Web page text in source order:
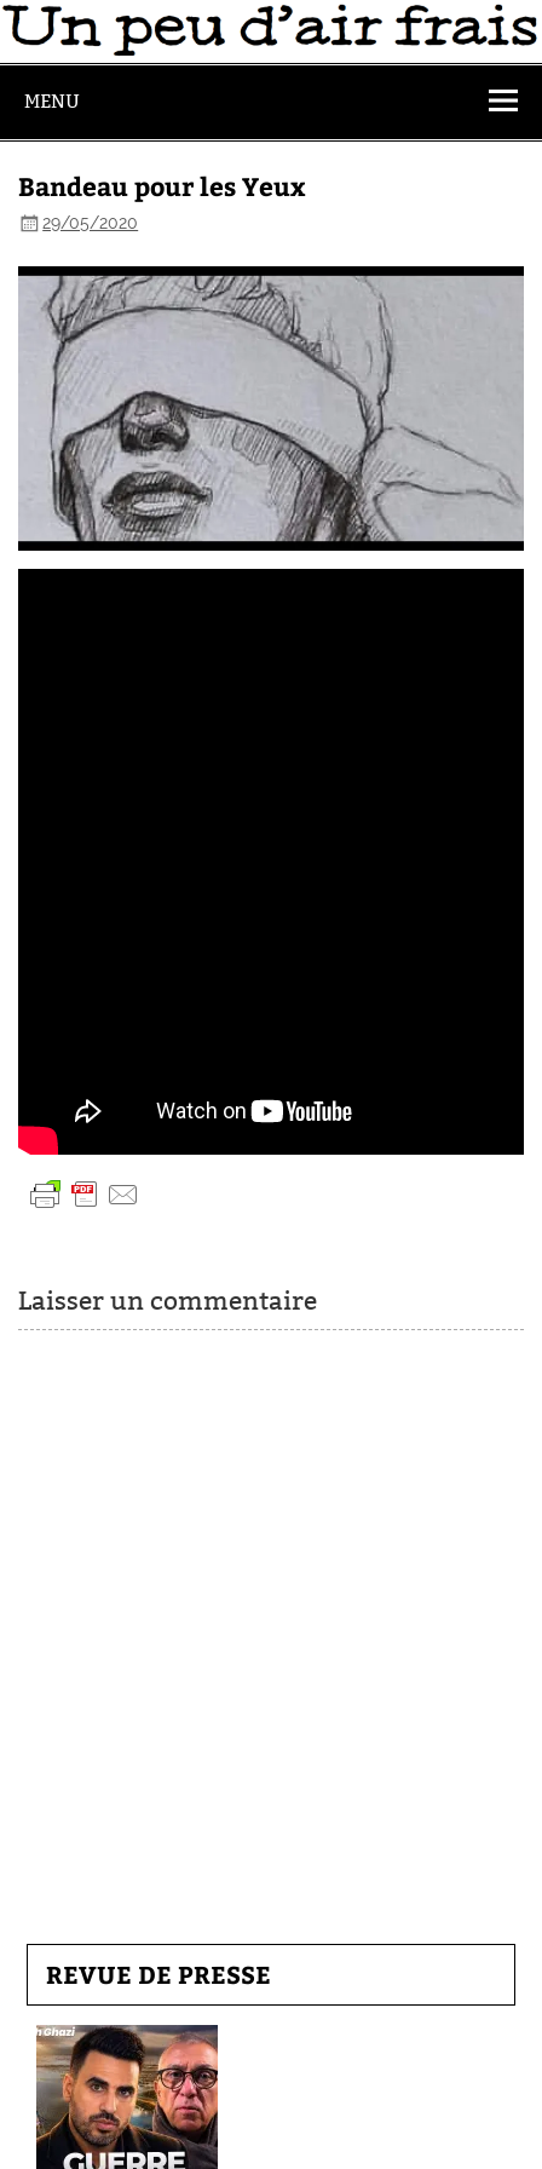
MENU
Bandeau pour les Yeux
29/05/2020
Laisser un commentaire
REVUE DE PRESSE